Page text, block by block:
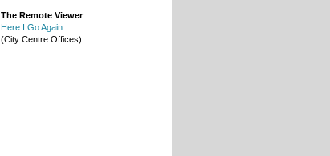
The Remote Viewer
Here I Go Again
(City Centre Offices)